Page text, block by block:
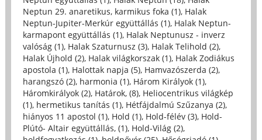
Neptun 29. anaretikus, karmikus foka (1), Halak
Neptun-Jupiter-Merkúr együttállás (1), Halak Neptun-
karmapont együttállás (1), Halak Neptunusz - inverz
valóság (1), Halak Szaturnusz (3), Halak Telihold (2),
Halak Újhold (2), Halak világkorszak (1), Halak Zodiákus
apostola (1), Halottak napja (5), Hamvazószerda (2),
harangszó (2), harmonia (1), Három Királyok (1),
Háromkirályok (2), Határok, (8), Heliocentrikus világkép
(1), hermetikus tanítás (1), Hétfájdalmú Szűzanya (2),
hiányos 11 apostol (1), Hold (1), Hold-félév (3), Hold-
Plútó- Altair együttállás, (1), Hold-Világ (2),